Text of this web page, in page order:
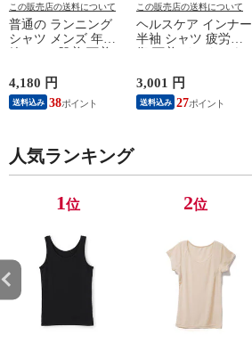
この販売店の送料について
普通の ランニング
シャツ メンズ 年間
ンクトップ ノースリ
ーブ インナー 紳士
男性 シニア 抗菌 防
4,180 円
送料込み 38
この販売店の送料について
ヘルスケア インナー
半袖 シャツ 疲労回
外線 疲労軽減 ボデ
ィケア 健康 プレゼ
ント ギフト ヘルス
3,001 円
送料込み 27
人気ランキング
1位 2位